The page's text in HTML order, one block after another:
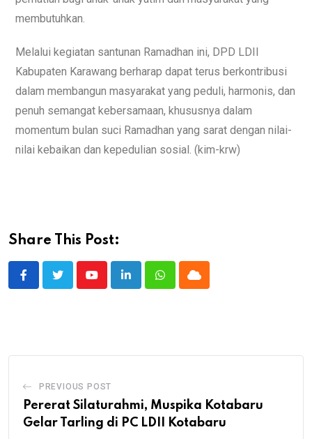
membutuhkan.
Melalui kegiatan santunan Ramadhan ini, DPD LDII
Kabupaten Karawang berharap dapat terus berkontribusi
dalam membangun masyarakat yang peduli, harmonis, dan
penuh semangat kebersamaan, khususnya dalam
momentum bulan suci Ramadhan yang sarat dengan nilai-
nilai kebaikan dan kepedulian sosial. (kim-krw)
Share This Post:
PREVIOUS POST
Pererat Silaturahmi, Muspika Kotabaru
Gelar Tarling di PC LDII Kotabaru